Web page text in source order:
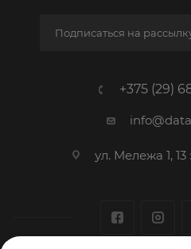
Подписаться на
+375 (29)
ул. Мележа 1,